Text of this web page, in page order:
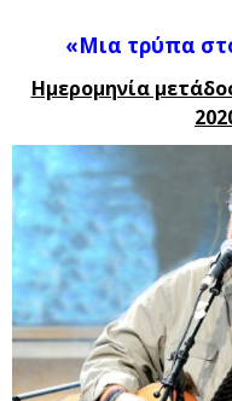
«Μια τρύπα
Ημερομηνία